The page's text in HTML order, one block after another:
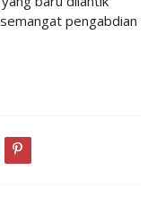
pengabdian